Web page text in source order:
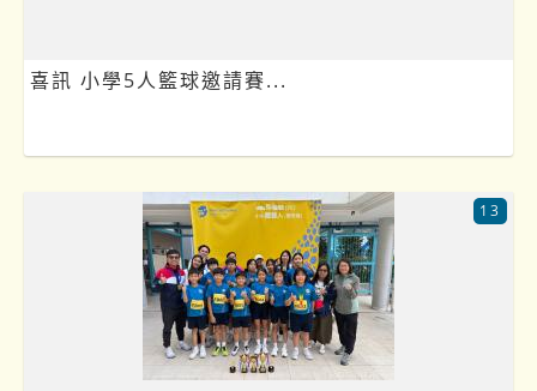
喜訊 小學5人籃球邀請賽...
13